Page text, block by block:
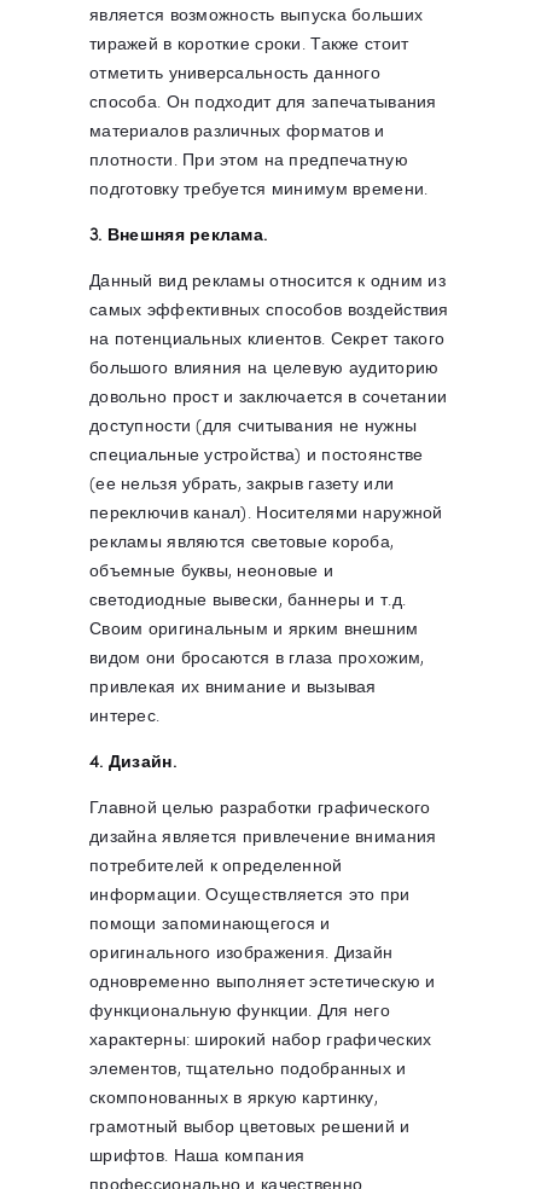
является возможность выпуска больших
тиражей в короткие сроки. Также стоит
отметить универсальность данного
способа. Он подходит для запечатывания
материалов различных форматов и
плотности. При этом на предпечатную
подготовку требуется минимум времени.
3. Внешняя реклама.
Данный вид рекламы относится к одним из
самых эффективных способов воздействия
на потенциальных клиентов. Секрет такого
большого влияния на целевую аудиторию
довольно прост и заключается в сочетании
доступности (для считывания не нужны
специальные устройства) и постоянстве
(ее нельзя убрать, закрыв газету или
переключив канал). Носителями наружной
рекламы являются световые короба,
объемные буквы, неоновые и
светодиодные вывески, баннеры и т.д.
Своим оригинальным и ярким внешним
видом они бросаются в глаза прохожим,
привлекая их внимание и вызывая
интерес.
4. Дизайн.
Главной целью разработки графического
дизайна является привлечение внимания
потребителей к определенной
информации. Осуществляется это при
помощи запоминающегося и
оригинального изображения. Дизайн
одновременно выполняет эстетическую и
функциональную функции. Для него
характерны: широкий набор графических
элементов, тщательно подобранных и
скомпонованных в яркую картинку,
грамотный выбор цветовых решений и
шрифтов. Наша компания
профессионально и качественно